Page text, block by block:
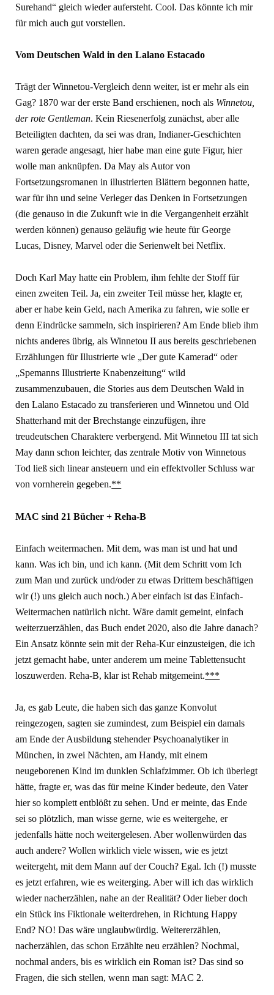
Surehand“ gleich wieder aufersteht. Cool. Das könnte ich mir
für mich auch gut vorstellen.
Vom Deutschen Wald in den Lalano Estacado
Trägt der Winnetou-Vergleich denn weiter, ist er mehr als ein
Gag? 1870 war der erste Band erschienen, noch als Winnetou,
der rote Gentleman. Kein Riesenerfolg zunächst, aber alle
Beteiligten dachten, da sei was dran, Indianer-Geschichten
waren gerade angesagt, hier habe man eine gute Figur, hier
wolle man anknüpfen. Da May als Autor von
Fortsetzungsromanen in illustrierten Blättern begonnen hatte,
war für ihn und seine Verleger das Denken in Fortsetzungen
(die genauso in die Zukunft wie in die Vergangenheit erzählt
werden können) genauso geläufig wie heute für George
Lucas, Disney, Marvel oder die Serienwelt bei Netflix.
Doch Karl May hatte ein Problem, ihm fehlte der Stoff für
einen zweiten Teil. Ja, ein zweiter Teil müsse her, klagte er,
aber er habe kein Geld, nach Amerika zu fahren, wie solle er
denn Eindrücke sammeln, sich inspirieren? Am Ende blieb ihm
nichts anderes übrig, als Winnetou II aus bereits geschriebenen
Erzählungen für Illustrierte wie „Der gute Kamerad“ oder
„Spemanns Illustrierte Knabenzeitung“ wild
zusammenzubauen, die Stories aus dem Deutschen Wald in
den Lalano Estacado zu transferieren und Winnetou und Old
Shatterhand mit der Brechstange einzufügen, ihre
treudeutschen Charaktere verbergend. Mit Winnetou III tat sich
May dann schon leichter, das zentrale Motiv von Winnetous
Tod ließ sich linear ansteuern und ein effektvoller Schluss war
von vornherein gegeben.**
MAC sind 21 Bücher + Reha-B
Einfach weitermachen. Mit dem, was man ist und hat und
kann. Was ich bin, und ich kann. (Mit dem Schritt vom Ich
zum Man und zurück und/oder zu etwas Drittem beschäftigen
wir (!) uns gleich auch noch.) Aber einfach ist das Einfach-
Weitermachen natürlich nicht. Wäre damit gemeint, einfach
weiterzuerzählen, das Buch endet 2020, also die Jahre danach?
Ein Ansatz könnte sein mit der Reha-Kur einzusteigen, die ich
jetzt gemacht habe, unter anderem um meine Tablettensucht
loszuwerden. Reha-B, klar ist Rehab mitgemeint.***
Ja, es gab Leute, die haben sich das ganze Konvolut
reingezogen, sagten sie zumindest, zum Beispiel ein damals
am Ende der Ausbildung stehender Psychoanalytiker in
München, in zwei Nächten, am Handy, mit einem
neugeborenen Kind im dunklen Schlafzimmer. Ob ich überlegt
hätte, fragte er, was das für meine Kinder bedeute, den Vater
hier so komplett entblößt zu sehen. Und er meinte, das Ende
sei so plötzlich, man wisse gerne, wie es weitergehe, er
jedenfalls hätte noch weitergelesen. Aber wollenwürden das
auch andere? Wollen wirklich viele wissen, wie es jetzt
weitergeht, mit dem Mann auf der Couch? Egal. Ich (!) musste
es jetzt erfahren, wie es weiterging. Aber will ich das wirklich
wieder nacherzählen, nahe an der Realität? Oder lieber doch
ein Stück ins Fiktionale weiterdrehen, in Richtung Happy
End? NO! Das wäre unglaubwürdig. Weitererzählen,
nacherzählen, das schon Erzählte neu erzählen? Nochmal,
nochmal anders, bis es wirklich ein Roman ist? Das sind so
Fragen, die sich stellen, wenn man sagt: MAC 2.